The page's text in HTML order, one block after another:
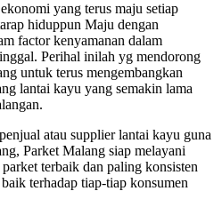
yang terus maju setiap
hiduppun Maju dengan
factor kenyamanan dalam
Perihal inilah yg mendorong
untuk terus mengembangkan
lantai kayu yang semakin lama
atau supplier lantai kayu guna
Parket Malang siap melayani
terbaik dan paling konsisten
terhadap tiap-tiap konsumen